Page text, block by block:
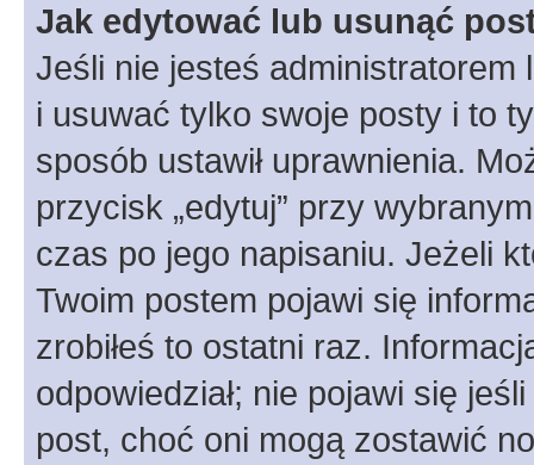
Jak edytować lub usunąć
Jeśli nie jesteś
i usuwać tylko swoje posty i to
sposób ustawił uprawnienia.
przycisk „edytuj” przy
czas po jego napisaniu. Jeżeli
Twoim postem pojawi się
zrobiłeś to ostatni raz.
odpowiedział; nie pojawi się
post, choć oni mogą zostawić